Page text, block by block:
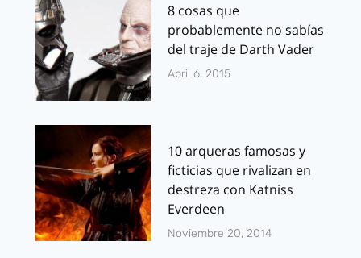
8 cosas que
probablemente no sabías
del traje de Darth Vader
Abril 6, 2015
10 arqueras famosas y
ficticias que rivalizan en
destreza con Katniss
Everdeen
Noviembre 20, 2014